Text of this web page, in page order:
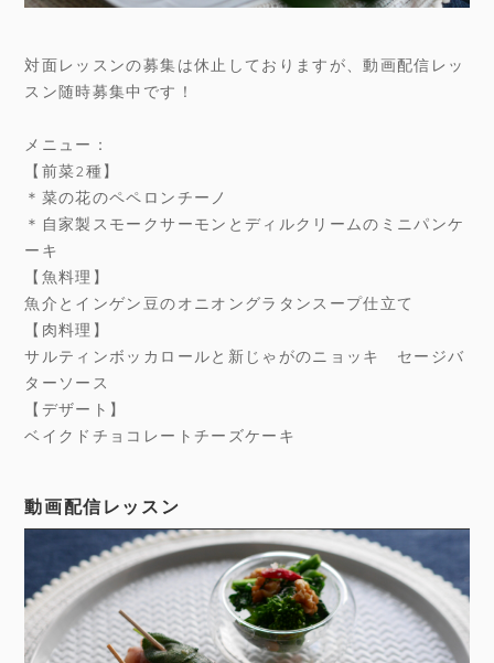
対面レッスンの募集は休止しておりますが、動画配信レッ
スン随時募集中です！
メニュー：
【前菜2種】
＊菜の花のペペロンチーノ
＊自家製スモークサーモンとディルクリームのミニパンケ
ーキ
【魚料理】
魚介とインゲン豆のオニオングラタンスープ仕立て
【肉料理】
サルティンボッカロールと新じゃがのニョッキ セージバ
ターソース
【デザート】
ベイクドチョコレートチーズケーキ
動画配信レッスン